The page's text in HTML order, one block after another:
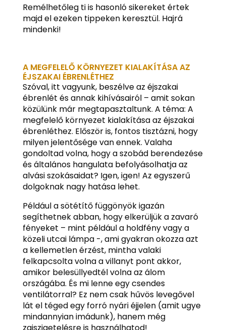
Remélhetőleg ti is hasonló sikereket értek
majd el ezeken tippeken keresztül. Hajrá
mindenki!
A MEGFELELŐ KÖRNYEZET KIALAKÍTÁSA AZ
ÉJSZAKAI ÉBRENLÉTHEZ
Szóval, itt vagyunk, beszélve az éjszakai
ébrenlét és annak kihívásairól – amit sokan
közülünk már megtapasztaltunk. A téma: A
megfelelő környezet kialakítása az éjszakai
ébrenléthez. Először is, fontos tisztázni, hogy
milyen jelentősége van ennek. Valaha
gondoltad volna, hogy a szobád berendezése
és általános hangulata befolyásolhatja az
alvási szokásaidat? Igen, igen! Az egyszerű
dolgoknak nagy hatása lehet.
Például a sötétítő függönyök igazán
segíthetnek abban, hogy elkerüljük a zavaró
fényeket – mint például a holdfény vagy a
közeli utcai lámpa -, ami gyakran okozza azt
a kellemetlen érzést, mintha valaki
felkapcsolta volna a villanyt pont akkor,
amikor belesüllyedtél volna az álom
országába. És mi lenne egy csendes
ventilátorral? Ez nem csak hűvös levegővel
lát el téged egy forró nyári éjjelen (amit ugye
mindannyian imádunk), hanem még